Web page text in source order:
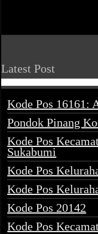
Latest Post
Kode Pos 16161:
Pondok Pinang
Kode Pos
Sukabumi
Kode Pos
Kode Pos
Kode Pos 20142
Kode Pos